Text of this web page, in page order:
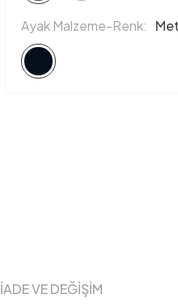
Ayak Malzeme-Renk:
İADE VE DEĞİŞİM